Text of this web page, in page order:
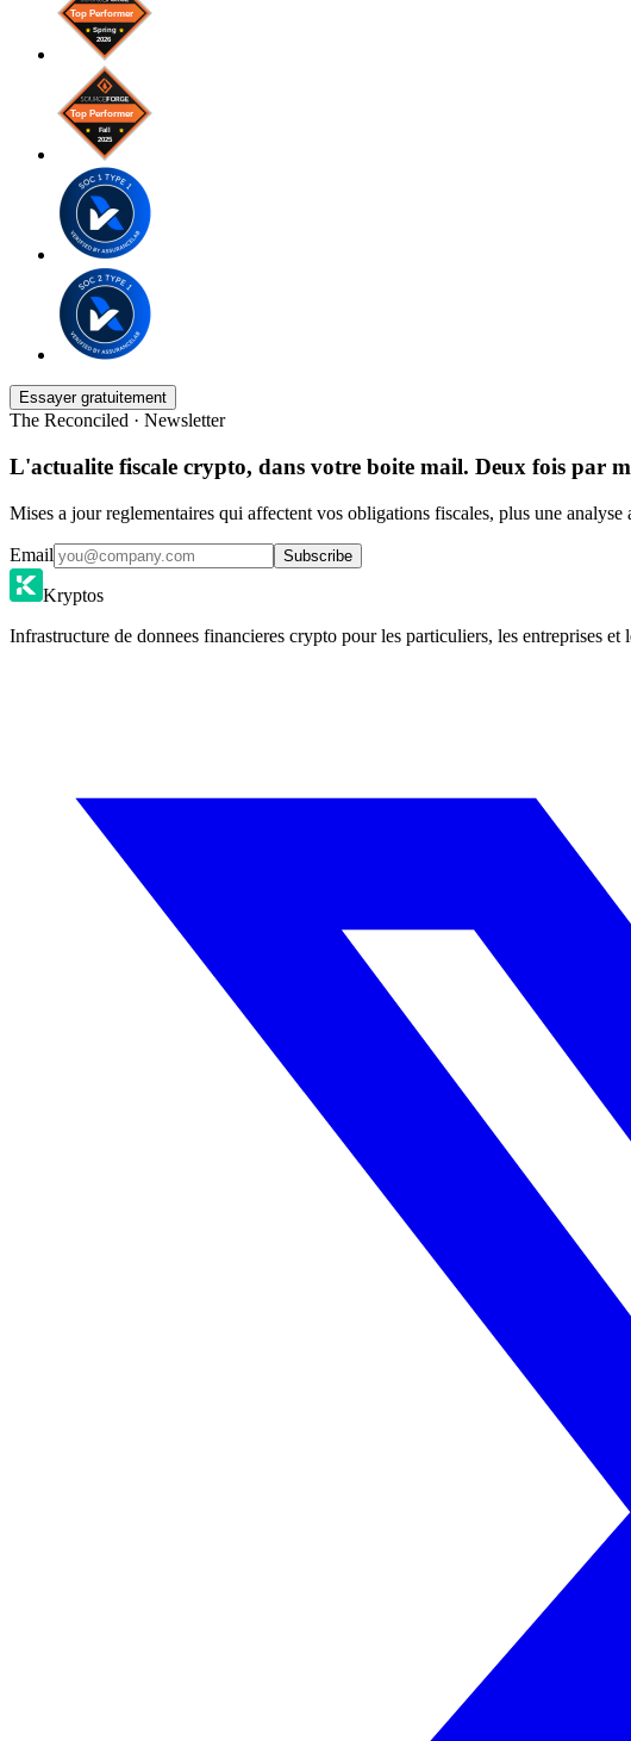
Essayer gratuitement
The Reconciled · Newsletter
L'actualite fiscale crypto, dans votre boite mail. Deux fois par
Mises a jour reglementaires qui affectent vos obligations fiscales, plus une
Email Subscribe
Kryptos
Infrastructure de donnees financieres crypto pour les particuliers, les entreprises et